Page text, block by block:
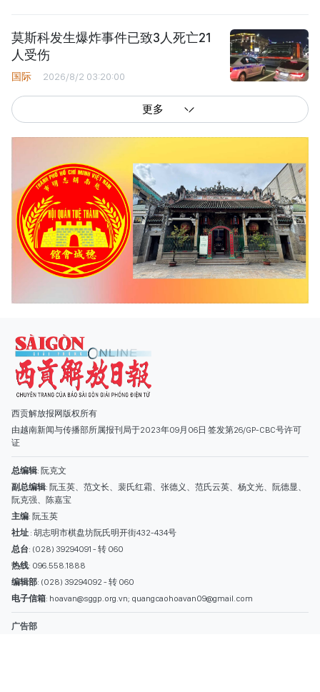
莫斯科发生爆炸事件已致3人死亡21
人受伤
国际 2026/8/2 03:20:00
更多
西贡解放报网版权所有
由越南新闻与传播部所属报刊局于2023年09月06日 签发第26/GP-CBC号许可
副总编辑: 阮玉英、范文长、裴氏红霜、张德义、范氏云英、杨文光、阮德显、
阮克强、陈嘉宝
主编: 阮玉英
社址: 胡志明市棋盘坊阮氏明开街432-434号
总台: (028) 39294091 - 转 060
热线: 096.558.1888
编辑部: (028) 39294092 - 转 060
电子信箱
广告部
(028) 38334185
quangcaohoavan09@gmail.com;
类别